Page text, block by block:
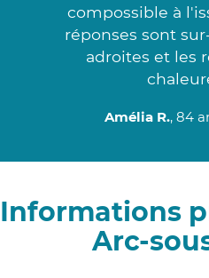
compossible à
réponses sont
adroites et les
Amélia R., 84
Informations
Arc-